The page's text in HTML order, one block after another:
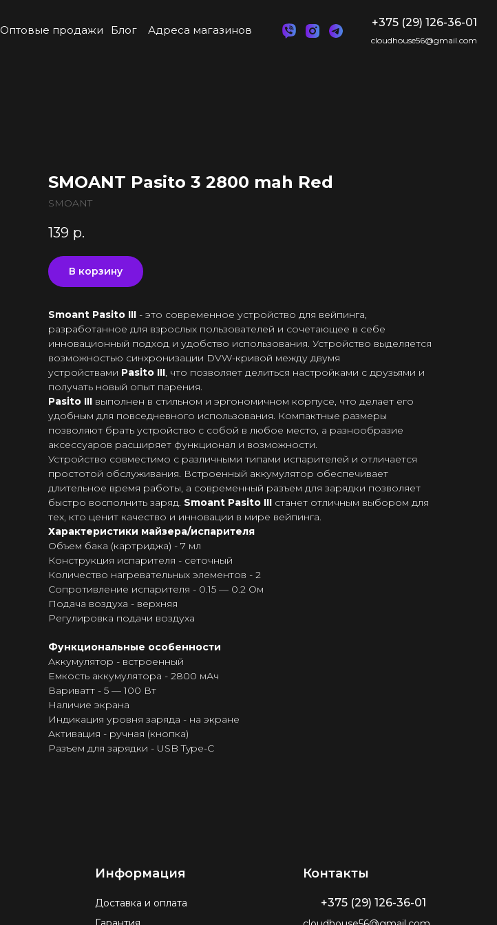
Оптовые продажи Блог Адреса магазинов
+375 (29) 126-36-01
cloudhouse56@gmail.com
SMOANT Pasito 3 2800 mah Red
SMOANT
139 р.
В корзину
Smoant Pasito III - это современное устройство для вейпинга,
разработанное для взрослых пользователей и сочетающее в себе
инновационный подход и удобство использования. Устройство выделяется
возможностью синхронизации DVW-кривой между двумя
устройствами Pasito III, что позволяет делиться настройками с друзьями и
получать новый опыт парения.
Pasito III выполнен в стильном и эргономичном корпусе, что делает его
удобным для повседневного использования. Компактные размеры
позволяют брать устройство с собой в любое место, а разнообразие
аксессуаров расширяет функционал и возможности.
Устройство совместимо с различными типами испарителей и отличается
простотой обслуживания. Встроенный аккумулятор обеспечивает
длительное время работы, а современный разъем для зарядки позволяет
быстро восполнить заряд. Smoant Pasito III станет отличным выбором для
тех, кто ценит качество и инновации в мире вейпинга.
Характеристики майзера/испарителя
Объем бака (картриджа) - 7 мл
Конструкция испарителя - сеточный
Количество нагревательных элементов - 2
Сопротивление испарителя - 0.15 — 0.2 Ом
Подача воздуха - верхняя
Регулировка подачи воздуха
Функциональные особенности
Аккумулятор - встроенный
Емкость аккумулятора - 2800 мАч
Вариватт - 5 — 100 Вт
Наличие экрана
Индикация уровня заряда - на экране
Активация - ручная (кнопка)
Разъем для зарядки - USB Type-C
+375 (29) 126-36-01
Доставка и оплата
Информация Контакты